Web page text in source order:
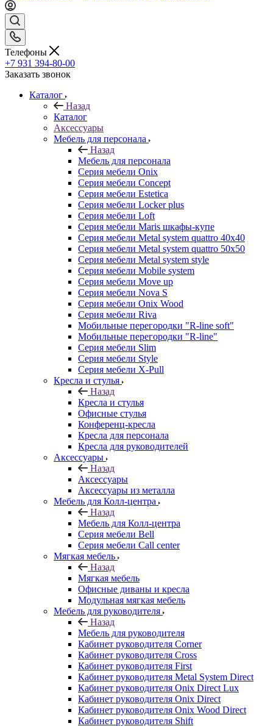
Телефоны
+7 931 394-80-00
Заказать звонок
Каталог
Назад
Каталог
Аксессуары
Мебель для персонала
Назад
Мебель для персонала
Серия мебели Onix
Серия мебели Concept
Серия мебели Estetica
Серия мебели Locker plus
Серия мебели Loft
Серия мебели Maris шкафы-купе
Серия мебели Metal system quattro 40x40
Серия мебели Metal system quattro 50x50
Серия мебели Metal system style
Серия мебели Mobile system
Серия мебели Move up
Серия мебели Nova S
Серия мебели Onix Wood
Серия мебели Riva
Мобильные перегородки "R-line soft"
Мобильные перегородки "R-line"
Серия мебели Slim
Серия мебели Style
Серия мебели X-Pull
Кресла и стулья
Назад
Кресла и стулья
Офисные стулья
Конференц-кресла
Кресла для персонала
Кресла для руководителей
Аксессуары
Назад
Аксессуары
Аксессуары из металла
Мебель для Колл-центра
Назад
Мебель для Колл-центра
Серия мебели Bell
Серия мебели Call center
Мягкая мебель
Назад
Мягкая мебель
Офисные диваны и кресла
Модульная мягкая мебель
Мебель для руководителя
Назад
Мебель для руководителя
Кабинет руководителя Corner
Кабинет руководителя Cross
Кабинет руководителя First
Кабинет руководителя Metal System Direct
Кабинет руководителя Onix Direct Lux
Кабинет руководителя Onix Direct
Кабинет руководителя Onix Wood Direct
Кабинет руководителя Shift